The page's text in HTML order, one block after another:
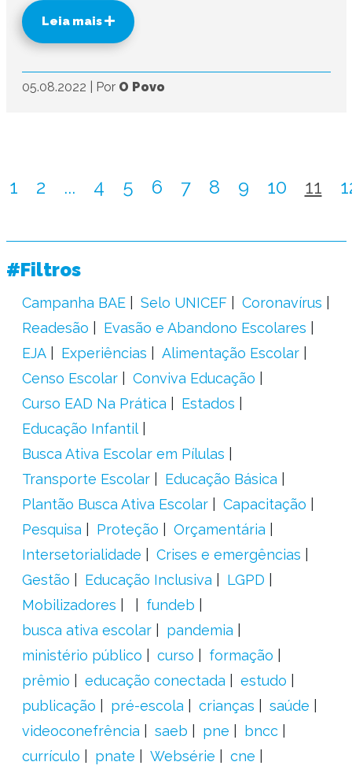
Leia mais
05.08.2022 Por O Povo
1 2 ... 4 5 6 7 8 9 10 11
#Filtros
Campanha BAE Selo UNICEF
Coronavírus
Readesão
Evasão e Abandono Escolares
EJA
Experiências
Alimentação Escolar
Censo Escolar
Conviva Educação
Curso EAD Na Prática
Estados
Educação Infantil
Busca Ativa Escolar em Pílulas
Transporte Escolar
Educação Básica
Plantão Busca Ativa Escolar
Capacitação
Pesquisa
Proteção
Orçamentária
Intersetorialidade
Crises e emergências
Gestão
Educação Inclusiva
LGPD
Mobilizadores
fundeb
busca ativa escolar
pandemia
ministério público
curso
formação
prêmio
educação conectada
estudo
publicação
pré-escola crianças
saúde
videoconefrência
saeb pne
bncc
currículo
pnate Websérie cne